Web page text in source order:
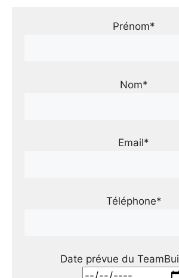
Prénom*
Nom*
Email*
Téléphone*
Date prévue du